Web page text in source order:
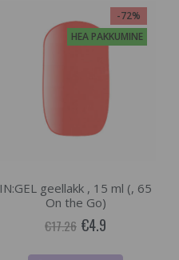
-72%
HEA PAKKUMINE
IN:GEL geellakk , 15 ml (, 65
On the Go)
€17.26 €4.9